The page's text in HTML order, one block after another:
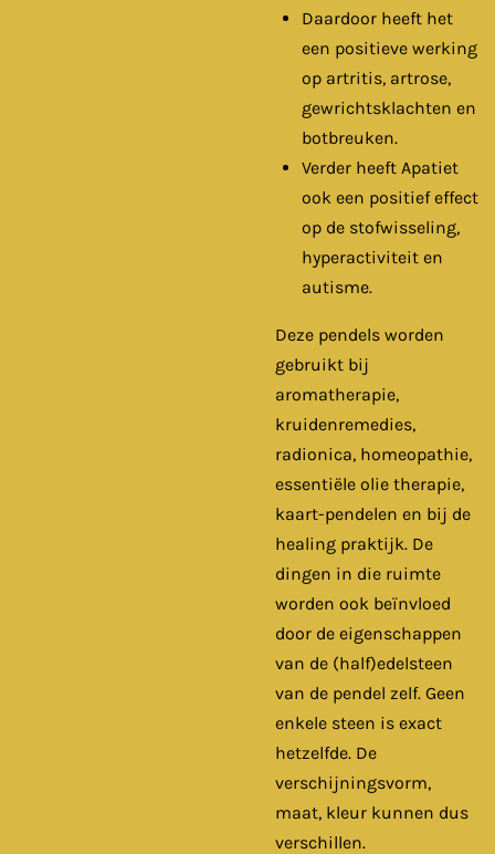
Daardoor heeft het
een positieve werking
op artritis, artrose,
gewrichtsklachten en
botbreuken.
Verder heeft Apatiet
ook een positief effect
op de stofwisseling,
hyperactiviteit en
autisme.
Deze pendels worden
gebruikt bij
aromatherapie,
kruidenremedies,
radionica, homeopathie,
essentiële olie therapie,
kaart-pendelen en bij de
healing praktijk. De
dingen in die ruimte
worden ook beïnvloed
door de eigenschappen
van de (half)edelsteen
van de pendel zelf. Geen
enkele steen is exact
hetzelfde. De
verschijningsvorm,
maat, kleur kunnen dus
verschillen.